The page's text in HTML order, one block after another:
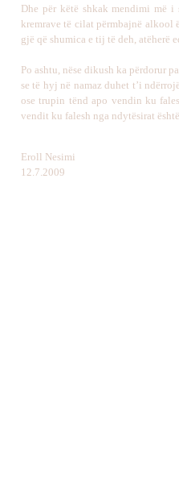
Dhe për këtë shkak mendimi më
kremrave të cilat përmbajnë alkool
gjë që shumica e tij të deh, atëherë
Po ashtu, nëse dikush ka përdorur
se të hyj në namaz duhet t’i
ose trupin tënd apo vendin ku
vendit ku falesh nga ndytësirat
Eroll Nesimi
12.7.2009